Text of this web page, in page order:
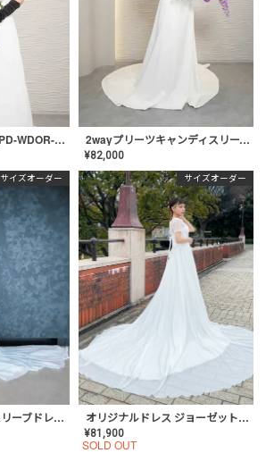
スレンダードレス〈PD-WDOR-210〉 2wayプリーツキャンディスリーブ スレンダードレス〈PD-WDOR-213〉
¥82,000
サイズオーダー
オリジナル フレアスリーブドレス〈PD-WDOR-72〉
サイズオーダー
オリジナルドレス ジョーゼットードレス×ショートスリーブ〈PD-WDOR-42〉
¥81,900
SOLD OUT